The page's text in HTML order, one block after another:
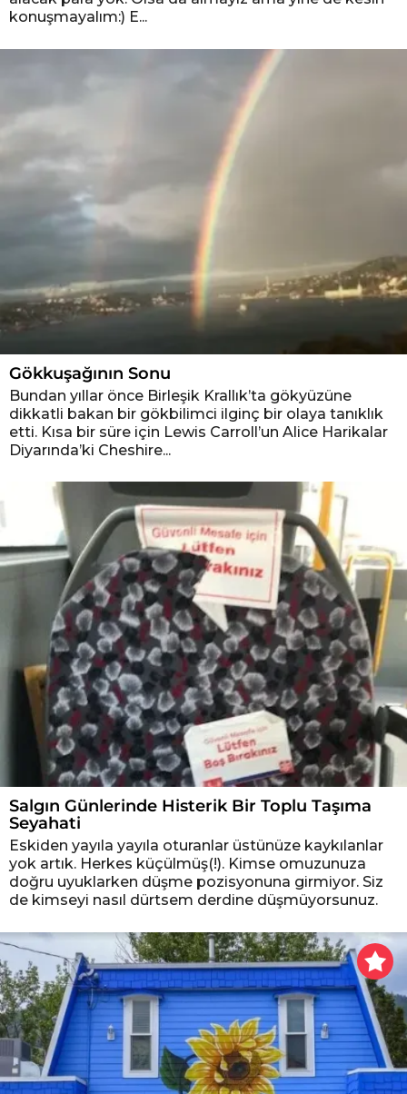
konuşmayalım:) E...
Gökkuşağının Sonu
Bundan yıllar önce Birleşik Krallık’ta gökyüzüne
dikkatli bakan bir gökbilimci ilginç bir olaya tanıklık
etti. Kısa bir süre için Lewis Carroll’un Alice Harikalar
Diyarında’ki Cheshire...
Salgın Günlerinde Histerik Bir Toplu Taşıma
Seyahati
Eskiden yayıla yayıla oturanlar üstünüze kaykılanlar
yok artık. Herkes küçülmüş(!). Kimse omuzunuza
doğru uyuklarken düşme pozisyonuna girmiyor. Siz
de kimseyi nasıl dürtsem derdine düşmüyorsunuz.